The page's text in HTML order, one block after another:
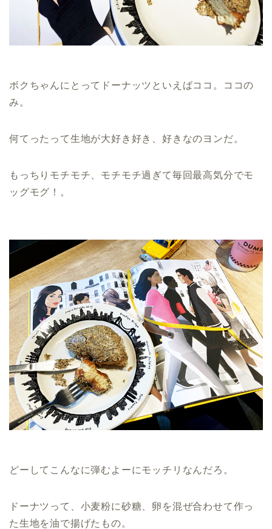
ボクちゃんにとってドーナッツといえばココ。ココの
み。
何てったって生地が大好き好き、好きなのヨンだ。
もっちりモチモチ、モチモチ過ぎて毎回最高気分でモ
ッグモグ！。
どーしてこんなに弾むよーにモッチリなんだろ。
ドーナツって、小麦粉に砂糖、卵を混ぜ合わせて作っ
た生地を油で揚げたもの。